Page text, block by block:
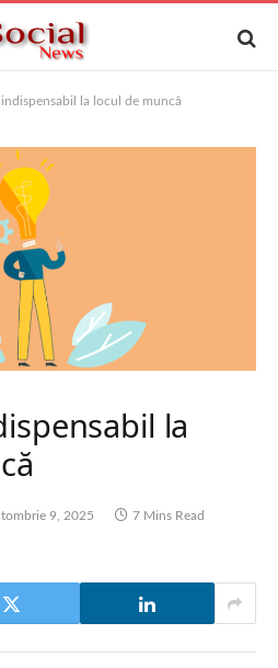
la locul de muncă
la
9, 2025 7 Mins Read